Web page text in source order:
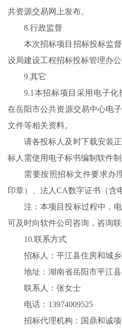
共资源交易网上发布。
8.行政监督
本次招标项目招标投标监
设局建设工程招标投标管理办公
9.其它
9.1本招标项目采用电子
在岳阳市公共资源交易中心电
文件等相关资料。
请各投标人及时下载安装
标人需使用电子标书编制软件制
需要按照招标文件要求办
印章）、法人CA数字证书（含
注：本项目投标过程中，
可及时向软件公司咨询，咨询联
10.联系方式
招标人：平江县住房和城
地址：湖南省岳阳市平江
联系人：张女士
电话：13974009525
招标代理机构：国鼎和诚